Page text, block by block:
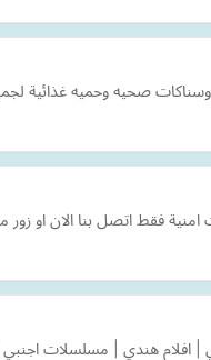
صحيه وحميه غذائية
فقط اتصل بنا الان او زور